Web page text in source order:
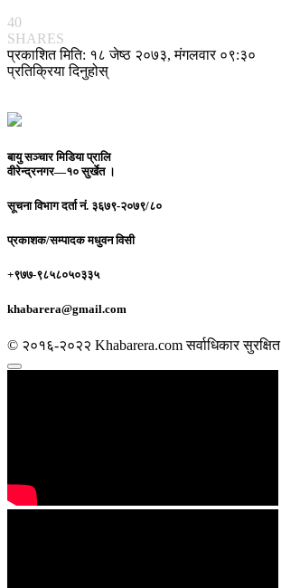
40
SHARES
प्रकाशित मिति: १८ जेष्ठ २०७३, मंगलवार ०९:३०
प्रतिक्रिया दिनुहोस्
बायु सञ्चार मिडिया प्रालि
वीरेन्द्रनगर—१० सुर्खेत ।
सूचना विभाग दर्ता नं. ३६७९-२०७९/८०
प्रकाशक/सम्पादकमधुवन विसी
+९७७-९८५८०५०३३५
khabarera@gmail.com
© २०१६-२०२२ Khabarera.com सर्वाधिकार सुरक्षित